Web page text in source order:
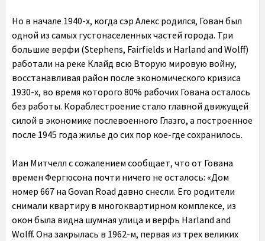
Но в начале 1940-х, когда сэр Алекс родился, Гован был
одной из самых густонаселенных частей города. Три
большие верфи (Stephens, Fairfields и Harland and Wolff)
работали на реке Клайд всю Вторую мировую войну,
восстанавливая район после экономического кризиса
1930-х, во время которого 80% рабочих Гована осталось
без работы. Кораблестроение стало главной движущей
силой в экономике послевоенного Глазго, а построенное
после 1945 года жилье до сих пор кое-где сохранилось.
Иан Митчелл с сожалением сообщает, что от Гована
времен Фергюсона почти ничего не осталось: «Дом
номер 667 на Govan Road давно снесли. Его родители
снимали квартиру в многоквартирном комплексе, из
окон была видна шумная улица и верфь Harland and
Wolff. Она закрылась в 1962-м, первая из трех великих